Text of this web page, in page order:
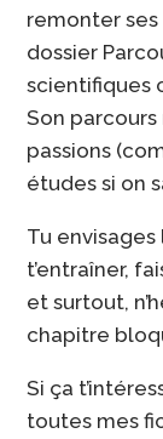
remonter
dossier
scientifiques
Son
passions
études si on
Tu
t’entraîner,
et surtout,
chapitre
Si ça
toutes mes